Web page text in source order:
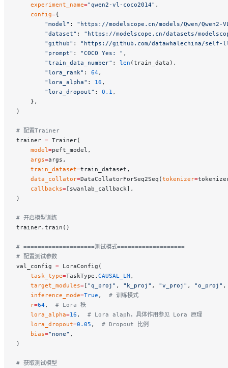
    experiment_name
="qwen2-vl-coco2014" ,
    config
={
        "model"
: "https://modelscope.cn/models/Qwen/
        "dataset"
: "https://modelscope.cn/datasets/
        "github"
: "https://github.com/datawhalechina/self-
        "prompt"
: "COCO Yes: " ,
        "train_data_number"
: len (train_data),
        "lora_rank"
: 64,
        "lora_alpha"
: 16 ,
        "lora_dropout"
: 0.1 ,
    },
)
# 配置Trainer
trainer = Trainer(
    model
=peft_model,
    args
=args,
    train_dataset
=train_dataset,
    data_collator
=DataCollatorForSeq2Seq(tokenizer=
    callbacks
=[swanlab_callback],
)
# 开启模型训练
trainer.train()
# ====================测试模式===================
# 配置测试参数
val_config = LoraConfig(
    task_type
=TaskType. CAUSAL_LM,
    target_modules
=[ "q_proj" , "k_proj" , "v_proj" , "o_proj"
    inference_mode
=True , # 训练模式
    r
=64, # Lora 秩
    lora_alpha
=16 , # Lora alaph，具体作用参见 Lora 原理
    lora_dropout
=0.05 , # Dropout 比例
    bias
="none" ,
)
# 获取测试模型